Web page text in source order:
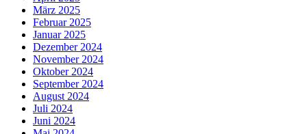
März 2025
Februar 2025
Januar 2025
Dezember 2024
November 2024
Oktober 2024
September 2024
August 2024
Juli 2024
Juni 2024